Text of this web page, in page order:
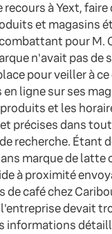
recours à Yext,
et magasins
pour M.
n'avait pas de
pour veiller à ce
ligne sur ses
et les
précises dans
recherche. Étant
marque de latte
à proximité
de café chez
devait
informations